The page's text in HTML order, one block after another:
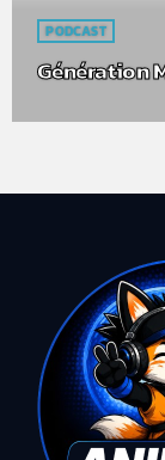
PODCAST
Génération